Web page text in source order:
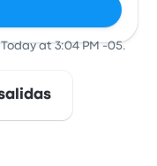
at 3:04 PM -05.